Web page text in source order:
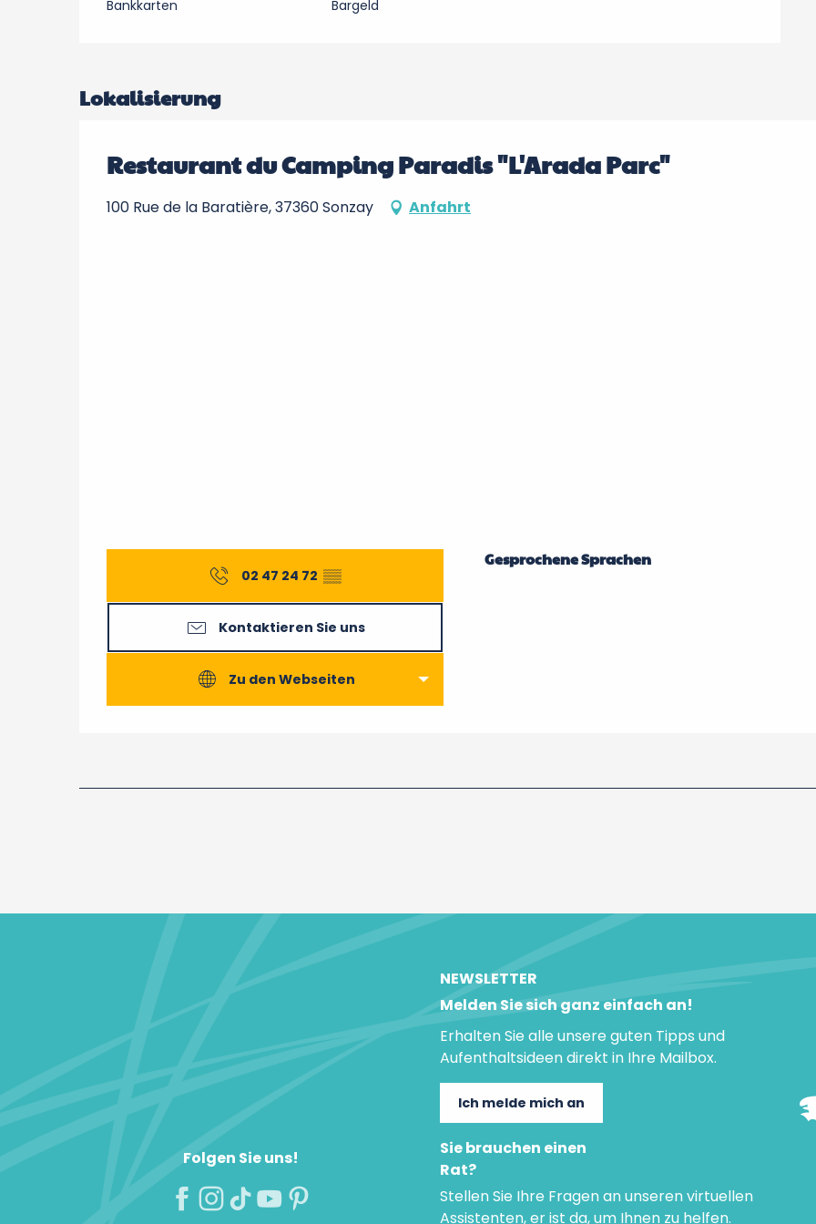
Bankkarten Bargeld
Lokalisierung
Restaurant du Camping Paradis "L'Arada Parc"
100 Rue de la Baratière, 37360 Sonzay Anfahrt
02 47 24 72 ▒▒
Kontaktieren Sie uns
Zu den Webseiten
Gesprochene Sprachen
Gesprochene Sprachen
Folgen Sie uns!
NEWSLETTER
Melden Sie sich ganz einfach an!
Erhalten Sie alle unsere guten Tipps und
Aufenthaltsideen direkt in Ihre Mailbox.
Ich melde mich an
Sie brauchen einen
Rat?
Stellen Sie Ihre Fragen an unseren virtuellen
Assistenten, er ist da, um Ihnen zu helfen.